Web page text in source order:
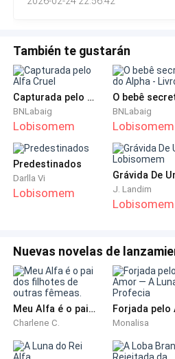
dele, ele ainda acha que eu
También te gustarán
Capturada pelo Alfa Cruel
BNLabaig
Lobisomem
BNLabaig
Lobisomem
Predestinados
Darlla Vi
Lobisomem J. Landim
Lobisomem
Nuevas novelas de
Meu Alfa é o pai dos filhotes de outras fêmeas.
Charlene C. Monalisa